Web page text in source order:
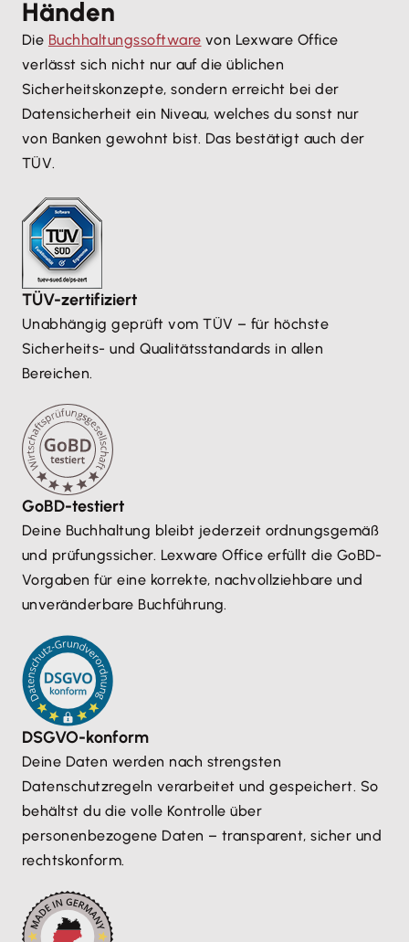
Händen
Die Buchhaltungssoftware von Lexware Office
verlässt sich nicht nur auf die üblichen
Sicherheitskonzepte, sondern erreicht bei der
Datensicherheit ein Niveau, welches du sonst nur
von Banken gewohnt bist. Das bestätigt auch der
TÜV.
TÜV-zertifiziert
Unabhängig geprüft vom TÜV – für höchste
Sicherheits- und Qualitätsstandards in allen
Bereichen.
GoBD-testiert
Deine Buchhaltung bleibt jederzeit ordnungsgemäß
und prüfungssicher. Lexware Office erfüllt die GoBD-
Vorgaben für eine korrekte, nachvollziehbare und
unveränderbare Buchführung.
DSGVO-konform
Deine Daten werden nach strengsten
Datenschutzregeln verarbeitet und gespeichert. So
behältst du die volle Kontrolle über
personenbezogene Daten – transparent, sicher und
rechtskonform.